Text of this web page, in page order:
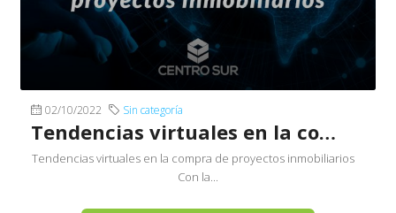
02/10/2022 Sin categoría
Tendencias virtuales en la compra de proyectos inmobiliarios
Tendencias virtuales en la compra de proyectos inmobiliarios
Con la...